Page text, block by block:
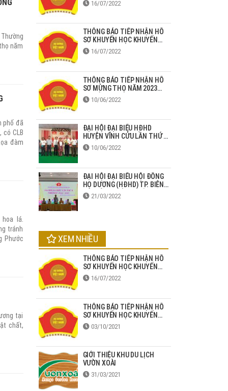
năm
phố đã
có CLB
đàm
lá.
tránh
Phước
tại
chất,
16/07/2022
THÔNG BÁO TIẾP NHẬN HỒ
SƠ KHUYẾN HỌC KHUYẾN
TÀI HỌ DƯƠNG NĂM 2022
16/07/2022
THÔNG BÁO TIẾP NHẬN HỒ
SƠ MỪNG THỌ NĂM 2023
TẠI ĐỒNG NAI
10/06/2022
ĐẠI HỘI ĐẠI BIỂU HĐHD
HUYỆN VĨNH CỬU LẦN THỨ 2
NHIỆM KỲ 2022-2027
10/06/2022
ĐẠI HỘI ĐẠI BIỂU HỘI ĐỒNG
HỌ DƯƠNG (HĐHD) TP. BIÊN
HÒA LẦN THỨ II NHIỆM KỲ
2022-2027
21/03/2022
XEM NHIỀU
THÔNG BÁO TIẾP NHẬN HỒ
SƠ KHUYẾN HỌC KHUYẾN
TÀI HỌ DƯƠNG NĂM 2022
16/07/2022
THÔNG BÁO TIẾP NHẬN HỒ
SƠ KHUYẾN HỌC KHUYẾN
TÀI HỌ DƯƠNG NĂM 2021
03/10/2021
GIỚI THIỆU KHU DU LỊCH
VƯỜN XOÀI
31/03/2021